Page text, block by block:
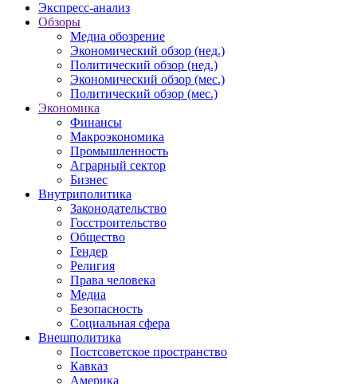
Экспресс-анализ
Обзоры
Медиа обозрение
Экономический обзор (нед.)
Политический обзор (нед.)
Экономический обзор (мес.)
Политический обзор (мес.)
Экономика
Финансы
Макроэкономика
Промышленность
Аграрный сектор
Бизнес
Внутриполитика
Законодательство
Госстроительство
Общество
Гендер
Религия
Права человека
Медиа
Безопасность
Социальная сфера
Внешполитика
Постсоветское пространство
Кавказ
Америка